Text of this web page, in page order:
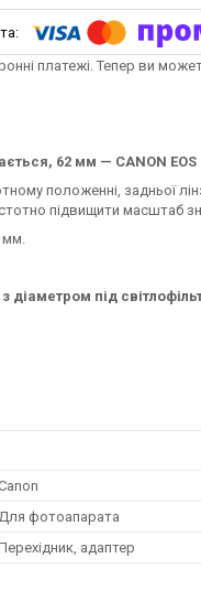
платежі. Тепер ви
62 мм — CANON EOS
положенні, задньої
підвищити масштаб
мм.
діаметром під
фотоапарата
адаптер